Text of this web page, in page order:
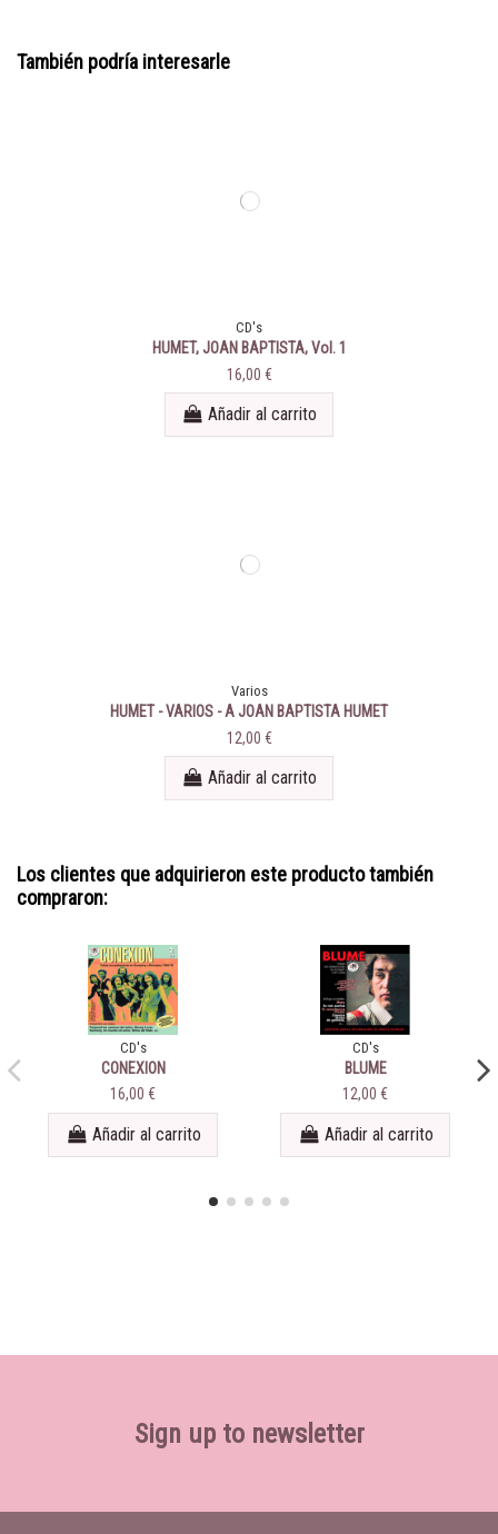
También podría interesarle
CD's
HUMET, JOAN BAPTISTA, Vol. 1
16,00 €
Añadir al carrito
Varios
HUMET - VARIOS - A JOAN BAPTISTA HUMET
12,00 €
Añadir al carrito
Los clientes que adquirieron este producto también
compraron:
CD's
CONEXION
16,00 €
Añadir al carrito
CD's
BLUME
12,00 €
Añadir al carrito
Sign up to newsletter